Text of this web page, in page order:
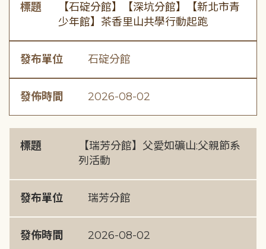
標題
【石碇分館】【深坑分館】【新北市青
少年館】茶香里山共學行動起跑
發布單位 石碇分館
發佈時間 2026-08-02
標題
【瑞芳分館】父愛如礦山:父親節系
列活動
發布單位 瑞芳分館
發佈時間 2026-08-02